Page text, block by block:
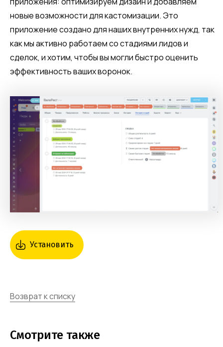
новые возможности для кастомизации. Это
приложение создано для наших внутренних нужд, так
как мы активно работаем со стадиями лидов и
сделок, и хотим, чтобы вы могли быстро оценить
эффективность ваших воронок.
Установить
Возврат к списку
Смотрите также